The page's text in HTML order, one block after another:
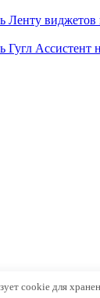
Ленту виджетов
Гугл Ассистент
cookie для